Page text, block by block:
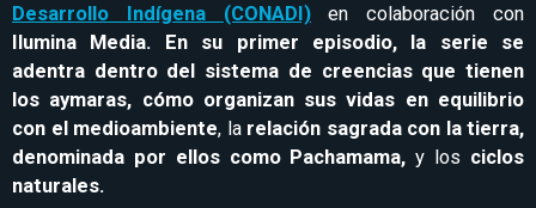
Desarrollo Indígena (CONADI)en colaboración con
Ilumina Media. En su primer episodio, la serie se
adentra dentro del sistema de creencias que tienen
los aymaras, cómo organizan sus vidas en equilibrio
con el medioambiente, la relación sagrada con la tierra,
denominada por ellos como Pachamama,y los ciclos
naturales.